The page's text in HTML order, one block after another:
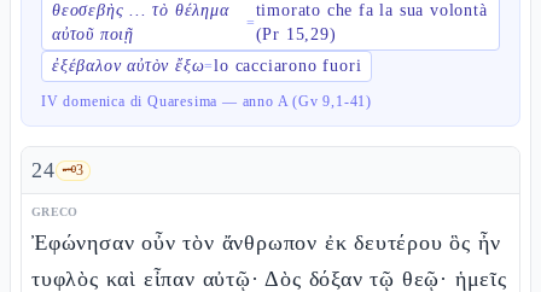
θεοσεβὴς ... τὸ θέλημα
αὐτοῦ ποιῇ
=
timorato che fa la sua volontà
(Pr 15,29)
ἐξέβαλον αὐτὸν ἔξω=lo cacciarono fuori
IV domenica di Quaresima — anno A (Gv 9,1-41)
24 🗝️3
GRECO
Ἐφώνησαν οὖν τὸν ἄνθρωπον ἐκ δευτέρου ὃς ἦν
τυφλὸς καὶ εἶπαν αὐτῷ· Δὸς δόξαν τῷ θεῷ· ἡμεῖς